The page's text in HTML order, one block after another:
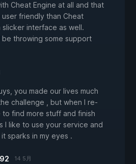
Cheat Engine at all and that
user friendly than Cheat
slicker interface as well.
be throwing some support
you made our lives much
challenge , but when I re-
to find more stuff and finish
I like to use your service and
sparks in my eyes .
14 5月